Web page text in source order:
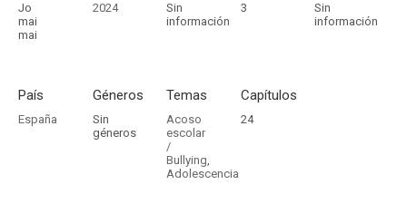
Jo
mai
mai
2024
Sin
información
3
Sin
información
País
España
Géneros
Sin
géneros
Temas
Acoso
escolar
/
Bullying,
Adolescencia
Capítulos
24